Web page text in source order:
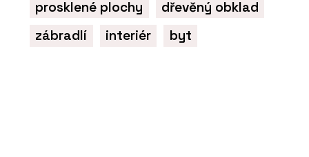
prosklené plochy
dřevěný obklad
zábradlí
interiér byt